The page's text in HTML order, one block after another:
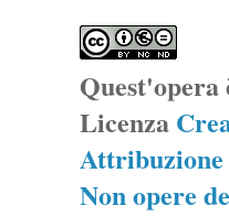
Licenza
Attribuzione
Non opere